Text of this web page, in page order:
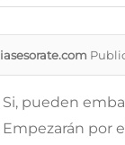
iasesorate.com
Si, pueden
Empezarán por